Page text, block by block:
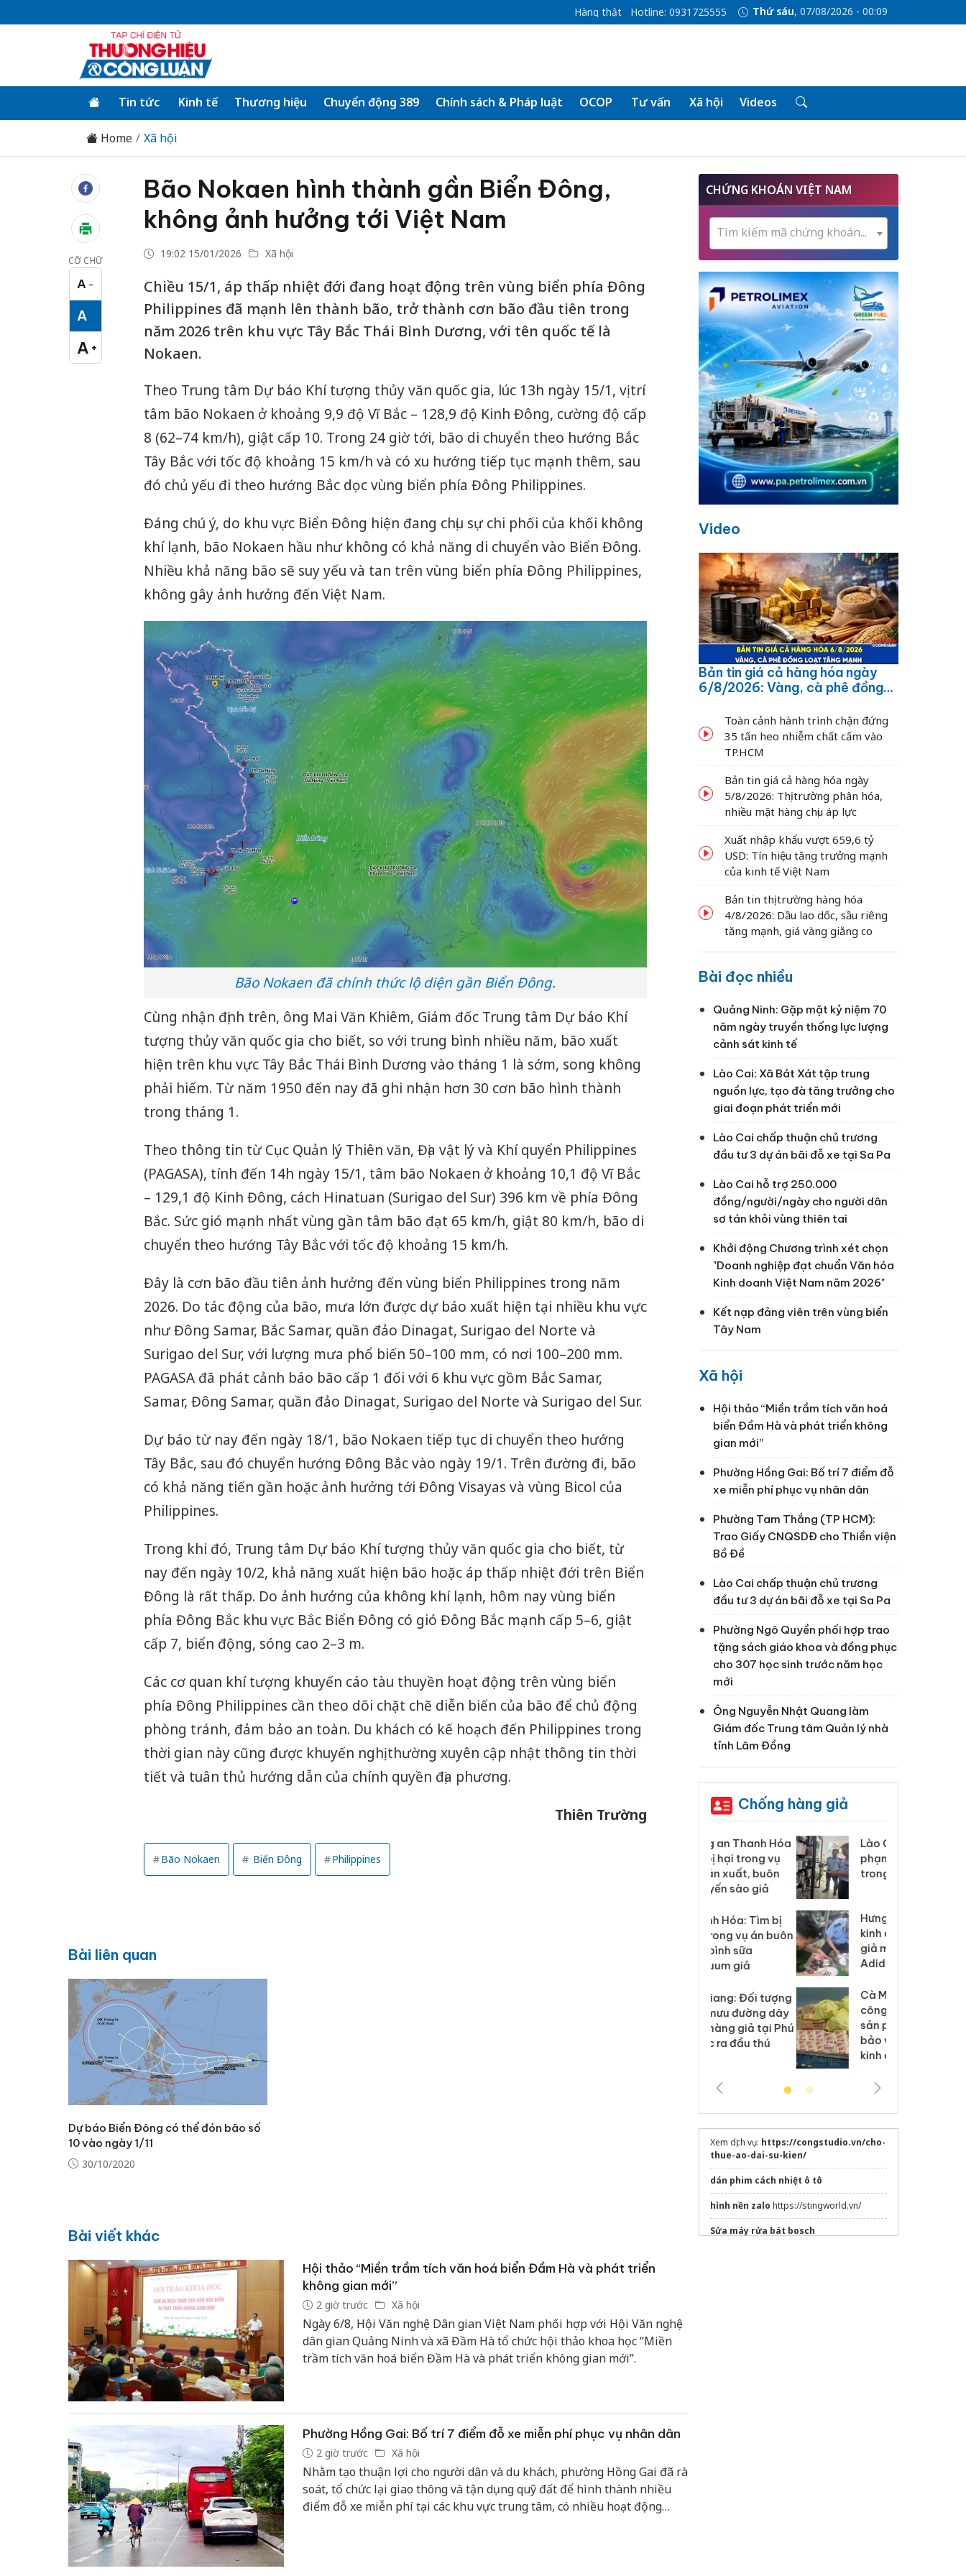
Hàng thật Hotline: 0931725555 Thứ sáu, 07/08/2026 - 00:09
Tin tức Kinh tế Thương hiệu Chuyển động 389 Chính sách & Pháp luật OCOP Tư vấn Xã hội Videos
Home Xã hội
CỠ CHỮ
A −
Cỡ chữ nhỏ
A
Cỡ chữ vừa
A +
Cỡ chữ lớn
Bão Nokaen hình thành gần Biển Đông,
không ảnh hưởng tới Việt Nam
19:02 15/01/2026 Xã hội
Chiều 15/1, áp thấp nhiệt đới đang hoạt động trên vùng biển phía Đông
Philippines đã mạnh lên thành bão, trở thành cơn bão đầu tiên trong
năm 2026 trên khu vực Tây Bắc Thái Bình Dương, với tên quốc tế là
Nokaen.
Theo Trung tâm Dự báo Khí tượng thủy văn quốc gia, lúc 13h ngày 15/1, vị trí
tâm bão Nokaen ở khoảng 9,9 độ Vĩ Bắc – 128,9 độ Kinh Đông, cường độ cấp
8 (62–74 km/h), giật cấp 10. Trong 24 giờ tới, bão di chuyển theo hướng Bắc
Tây Bắc với tốc độ khoảng 15 km/h và có xu hướng tiếp tục mạnh thêm, sau
đó chủ yếu đi theo hướng Bắc dọc vùng biển phía Đông Philippines.
Đáng chú ý, do khu vực Biển Đông hiện đang chịu sự chi phối của khối không
khí lạnh, bão Nokaen hầu như không có khả năng di chuyển vào Biển Đông.
Nhiều khả năng bão sẽ suy yếu và tan trên vùng biển phía Đông Philippines,
không gây ảnh hưởng đến Việt Nam.
Bão Nokaen đã chính thức lộ diện gần Biển Đông.
Cùng nhận định trên, ông Mai Văn Khiêm, Giám đốc Trung tâm Dự báo Khí
tượng thủy văn quốc gia cho biết, so với trung bình nhiều năm, bão xuất
hiện trên khu vực Tây Bắc Thái Bình Dương vào tháng 1 là sớm, song không
phải hiếm. Từ năm 1950 đến nay đã ghi nhận hơn 30 cơn bão hình thành
trong tháng 1.
Theo thông tin từ Cục Quản lý Thiên văn, Địa vật lý và Khí quyển Philippines
(PAGASA), tính đến 14h ngày 15/1, tâm bão Nokaen ở khoảng 10,1 độ Vĩ Bắc
– 129,1 độ Kinh Đông, cách Hinatuan (Surigao del Sur) 396 km về phía Đông
Bắc. Sức gió mạnh nhất vùng gần tâm bão đạt 65 km/h, giật 80 km/h, bão di
chuyển theo hướng Tây Bắc với tốc độ khoảng 15 km/h.
Đây là cơn bão đầu tiên ảnh hưởng đến vùng biển Philippines trong năm
2026. Do tác động của bão, mưa lớn được dự báo xuất hiện tại nhiều khu vực
như Đông Samar, Bắc Samar, quần đảo Dinagat, Surigao del Norte và
Surigao del Sur, với lượng mưa phổ biến 50–100 mm, có nơi 100–200 mm.
PAGASA đã phát cảnh báo bão cấp 1 đối với 6 khu vực gồm Bắc Samar,
Samar, Đông Samar, quần đảo Dinagat, Surigao del Norte và Surigao del Sur.
Dự báo từ nay đến ngày 18/1, bão Nokaen tiếp tục di chuyển theo hướng
Tây Bắc, sau đó chuyển hướng Đông Bắc vào ngày 19/1. Trên đường đi, bão
có khả năng tiến gần hoặc ảnh hưởng tới Đông Visayas và vùng Bicol của
Philippines.
Trong khi đó, Trung tâm Dự báo Khí tượng thủy văn quốc gia cho biết, từ
nay đến ngày 10/2, khả năng xuất hiện bão hoặc áp thấp nhiệt đới trên Biển
Đông là rất thấp. Do ảnh hưởng của không khí lạnh, hôm nay vùng biển
phía Đông Bắc khu vực Bắc Biển Đông có gió Đông Bắc mạnh cấp 5–6, giật
cấp 7, biển động, sóng cao 2–3 m.
Các cơ quan khí tượng khuyến cáo tàu thuyền hoạt động trên vùng biển
phía Đông Philippines cần theo dõi chặt chẽ diễn biến của bão để chủ động
phòng tránh, đảm bảo an toàn. Du khách có kế hoạch đến Philippines trong
thời gian này cũng được khuyến nghị thường xuyên cập nhật thông tin thời
tiết và tuân thủ hướng dẫn của chính quyền địa phương.
Thiên Trường
Bão Nokaen Biển Đông Philippines
Bài liên quan
Dự báo Biển Đông có thể đón bão số
10 vào ngày 1/11
30/10/2020
Bài viết khác
Hội thảo “Miền trầm tích văn hoá biển Đầm Hà và phát triển
không gian mới”
2 giờ trước Xã hội
Ngày 6/8, Hội Văn nghệ Dân gian Việt Nam phối hợp với Hội Văn nghệ
dân gian Quảng Ninh và xã Đầm Hà tổ chức hội thảo khoa học “Miền
trầm tích văn hoá biển Đầm Hà và phát triển không gian mới”.
Phường Hồng Gai: Bố trí 7 điểm đỗ xe miễn phí phục vụ nhân dân
2 giờ trước Xã hội
Nhằm tạo thuận lợi cho người dân và du khách, phường Hồng Gai đã rà
soát, tổ chức lại giao thông và tận dụng quỹ đất để hình thành nhiều
điểm đỗ xe miễn phí tại các khu vực trung tâm, có nhiều hoạt động
CHỨNG KHOÁN VIỆT NAM
Tìm kiếm mã chứng khoán...
Video
Bản tin giá cả hàng hóa ngày
6/8/2026: Vàng, cà phê đồng
Toàn cảnh hành trình chặn đứng
35 tấn heo nhiễm chất cấm vào
TP.HCM
Bản tin giá cả hàng hóa ngày
5/8/2026: Thị trường phân hóa,
nhiều mặt hàng chịu áp lực
Xuất nhập khẩu vượt 659,6 tỷ
USD: Tín hiệu tăng trưởng mạnh
của kinh tế Việt Nam
Bản tin thị trường hàng hóa
4/8/2026: Dầu lao dốc, sầu riêng
tăng mạnh, giá vàng giằng co
Bài đọc nhiều
Quảng Ninh: Gặp mặt kỷ niệm 70
năm ngày truyền thống lực lượng
cảnh sát kinh tế
Lào Cai: Xã Bát Xát tập trung
nguồn lực, tạo đà tăng trưởng cho
giai đoạn phát triển mới
Lào Cai chấp thuận chủ trương
đầu tư 3 dự án bãi đỗ xe tại Sa Pa
Lào Cai hỗ trợ 250.000
đồng/người/ngày cho người dân
sơ tán khỏi vùng thiên tai
Khởi động Chương trình xét chọn
"Doanh nghiệp đạt chuẩn Văn hóa
Kinh doanh Việt Nam năm 2026"
Kết nạp đảng viên trên vùng biển
Tây Nam
Xã hội
Hội thảo “Miền trầm tích văn hoá
biển Đầm Hà và phát triển không
gian mới”
Phường Hồng Gai: Bố trí 7 điểm đỗ
xe miễn phí phục vụ nhân dân
Phường Tam Thắng (TP HCM):
Trao Giấy CNQSDĐ cho Thiền viện
Bồ Đề
Lào Cai chấp thuận chủ trương
đầu tư 3 dự án bãi đỗ xe tại Sa Pa
Phường Ngô Quyền phối hợp trao
tặng sách giáo khoa và đồng phục
cho 307 học sinh trước năm học
mới
Ông Nguyễn Nhật Quang làm
Giám đốc Trung tâm Quản lý nhà
tỉnh Lâm Đồng
Chống hàng giả
Lào Cai xử lý 83 vụ vi
phạm thương mại
trong tháng 7
Hưng Yên: Xử lý 6 hộ
kinh doanh bán hàng
giả mạo nhãn hiệu
Adidas, Nike
Cà Mau: Tiêu hủy
công khai hàng ngàn
sản phẩm nhập lậu,
bảo vệ môi trường
kinh doanh
Xem dịch vụ: https://congstudio.vn/cho-
thue-ao-dai-su-kien/
dán phim cách nhiệt ô tô
hình nền zalo https://stingworld.vn/
Sửa máy rửa bát bosch